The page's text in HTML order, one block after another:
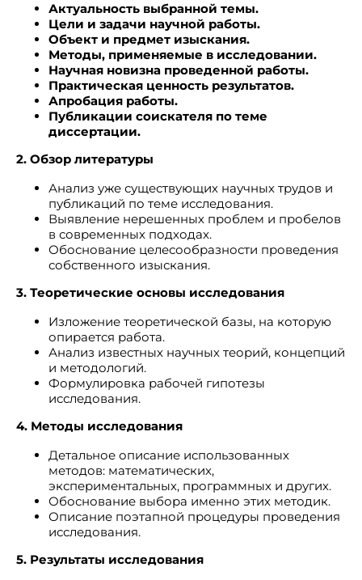
Актуальность выбранной темы.
Цели и задачи научной работы.
Объект и предмет изыскания.
Методы, применяемые в исследовании.
Научная новизна проведенной работы.
Практическая ценность результатов.
Апробация работы.
Публикации соискателя по теме
диссертации.
2. Обзор литературы
Анализ уже существующих научных трудов и
публикаций по теме исследования.
Выявление нерешенных проблем и пробелов
в современных подходах.
Обоснование целесообразности проведения
собственного изыскания.
3. Теоретические основы исследования
Изложение теоретической базы, на которую
опирается работа.
Анализ известных научных теорий, концепций
и методологий.
Формулировка рабочей гипотезы
исследования.
4. Методы исследования
Детальное описание использованных
методов: математических,
экспериментальных, программных и других.
Обоснование выбора именно этих методик.
Описание поэтапной процедуры проведения
исследования.
5. Результаты исследования